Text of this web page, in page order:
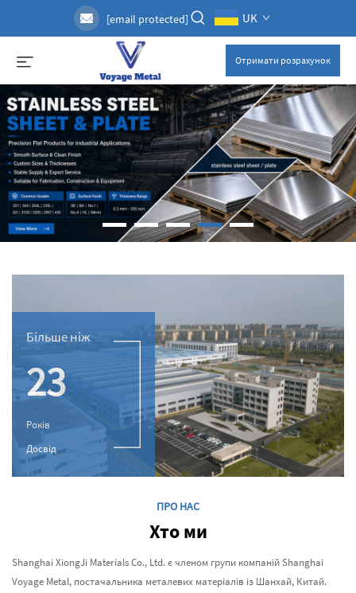
[email protected] UK
Отримати розрахунок
Більше ніж
23
Років
Досвід
ПРО НАС
Хто ми
Shanghai XiongJi Materials Co., Ltd. є членом групи компаній Shanghai
Voyage Metal, постачальника металевих матеріалів із Шанхай, Китай.